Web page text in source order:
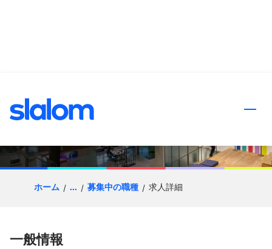
Sr. Sales Executive, Financial
ホーム ... 募集中の職種 求人詳細
一般情報